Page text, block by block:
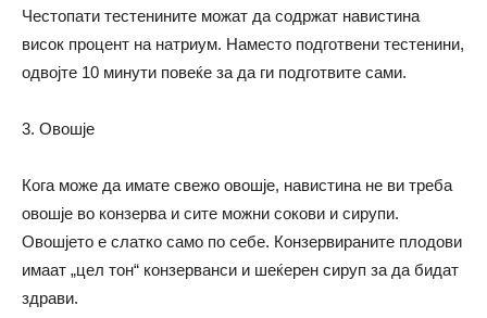
Честопати тестенините можат да содржат навистина
висок процент на натриум. Наместо подготвени тестенини,
одвојте 10 минути повеќе за да ги подготвите сами.
3. Овошје
Кога може да имате свежо овошје, навистина не ви треба
овошје во конзерва и сите можни сокови и сирупи.
Овошјето е слатко само по себе. Конзервираните плодови
имаат „цел тон“ конзерванси и шеќерен сируп за да бидат
здрави.